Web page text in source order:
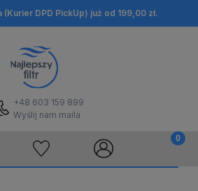
DPD PickUp) już od 199,00 zł.
+48 603 159 899
Wyślij nam maila